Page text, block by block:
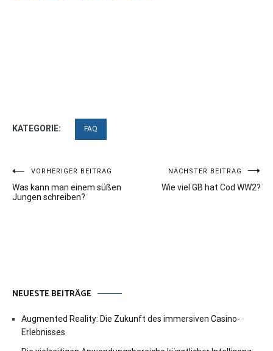
KATEGORIE: FAQ
Beitragsnavigation
VORHERIGER BEITRAG
Was kann man einem süßen
Jungen schreiben?
NÄCHSTER BEITRAG
Wie viel GB hat Cod WW2?
NEUESTE BEITRÄGE
Augmented Reality: Die Zukunft des immersiven Casino-
Erlebnisses